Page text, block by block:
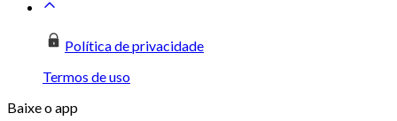
Política de privacidade
Termos de uso
Baixe o app